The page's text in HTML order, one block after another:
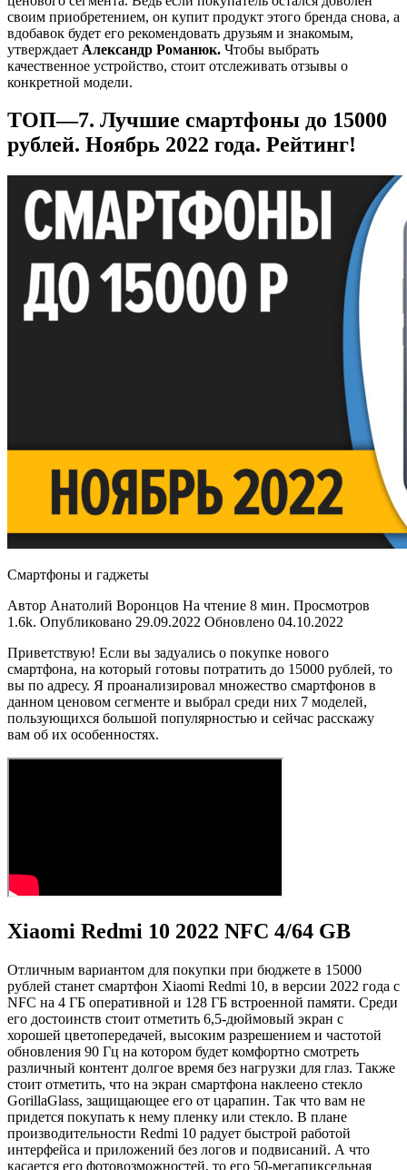
своим приобретением, он купит продукт этого бренда снова, а
вдобавок будет его рекомендовать друзьям и знакомым,
утверждает Александр Романюк. Чтобы выбрать
качественное устройство, стоит отслеживать отзывы о
конкретной модели.
ТОП—7. Лучшие смартфоны до 15000
рублей. Ноябрь 2022 года. Рейтинг!
Смартфоны и гаджеты
Автор Анатолий Воронцов На чтение 8 мин. Просмотров
1.6k. Опубликовано 29.09.2022 Обновлено 04.10.2022
Приветствую! Если вы задуались о покупке нового
смартфона, на который готовы потратить до 15000 рублей, то
вы по адресу. Я проанализировал множество смартфонов в
данном ценовом сегменте и выбрал среди них 7 моделей,
пользующихся большой популярностью и сейчас расскажу
вам об их особенностях.
Xiaomi Redmi 10 2022 NFC 4/64 GB
Отличным вариантом для покупки при бюджете в 15000
рублей станет смартфон Xiaomi Redmi 10, в версии 2022 года с
NFC на 4 ГБ оперативной и 128 ГБ встроенной памяти. Среди
его достоинств стоит отметить 6,5-дюймовый экран с
хорошей цветопередачей, высоким разрешением и частотой
обновления 90 Гц на котором будет комфортно смотреть
различный контент долгое время без нагрузки для глаз. Также
стоит отметить, что на экран смартфона наклеено стекло
GorillaGlass, защищающее его от царапин. Так что вам не
придется покупать к нему пленку или стекло. В плане
производительности Redmi 10 радует быстрой работой
интерфейса и приложений без логов и подвисаний. А что
касается его фотовозможностей, то его 50-мегапиксельная